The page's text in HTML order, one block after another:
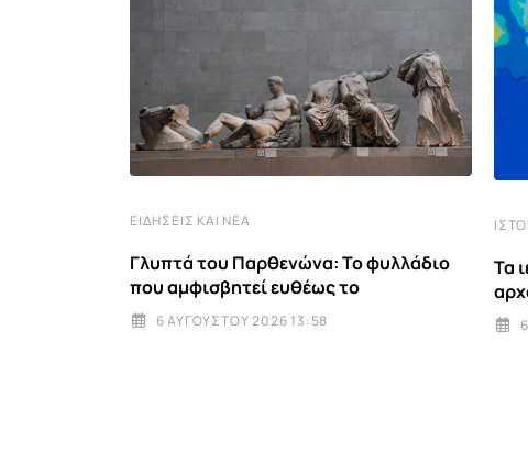
ΕΙΔΉΣΕΙΣ ΚΑΙ ΝΈΑ
Γλυπτά του Παρθενώνα: Το φυλλάδιο
που αμφισβητεί ευθέως το
6 ΑΥΓΟΎΣΤΟΥ 2026 13:58
Τα